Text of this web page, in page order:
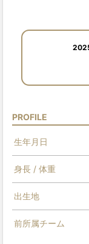
PROFILE
生年月日
身長 / 体重
出生地
前所属チーム